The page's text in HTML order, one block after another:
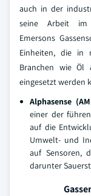
auch in der
seine Arbeit im
Emersons
Einheiten, die in
Branchen wie Öl
eingesetzt werden
Alphasense
einer der
auf die
Umwelt- und
auf Sensoren,
darunter